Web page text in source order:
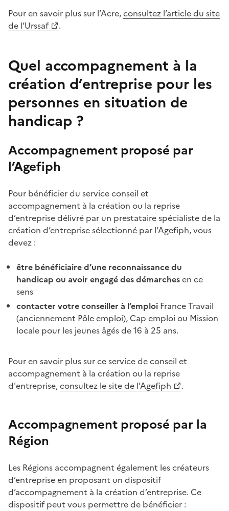
Pour en savoir plus sur l’Acre,consultez l’article du site
de l’Urssaf
.
Quel accompagnement à la
création d’entreprise pour les
personnes en situation de
handicap ?
Accompagnement proposé par
l’Agefiph
Pour bénéficier du service conseil et
accompagnement à la création ou la reprise
d’entreprise délivré par un prestataire spécialiste de la
création d’entreprise sélectionné par l’Agefiph, vous
devez :
être bénéficiaire d’une reconnaissance du
handicap ou avoir engagé des démarchesen ce
sens
contacter votre conseiller à l’emploi France Travail
(anciennement Pôle emploi), Cap emploi ou Mission
locale pour les jeunes âgés de 16 à 25 ans.
Pour en savoir plus sur ce service de conseil et
accompagnement à la création ou la reprise
d'entreprise,consultez le site de l’Agefiph .
Accompagnement proposé par la
Région
Les Régions accompagnent également les créateurs
d’entreprise en proposant un dispositif
d’accompagnement à la création d’entreprise. Ce
dispositif peut vous permettre de bénéficier :